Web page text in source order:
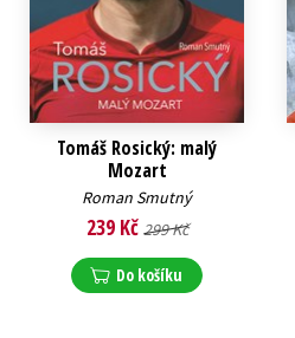
Tomáš Rosický: malý
Mozart
Roman Smutný
239 Kč 299 Kč
Do košíku